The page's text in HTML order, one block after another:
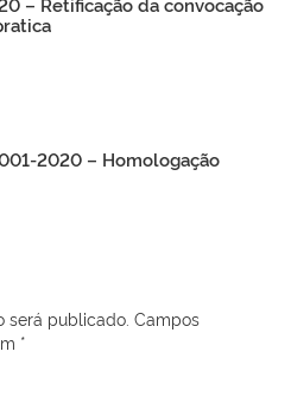
2020 – Homologação
será publicado. Campos
*